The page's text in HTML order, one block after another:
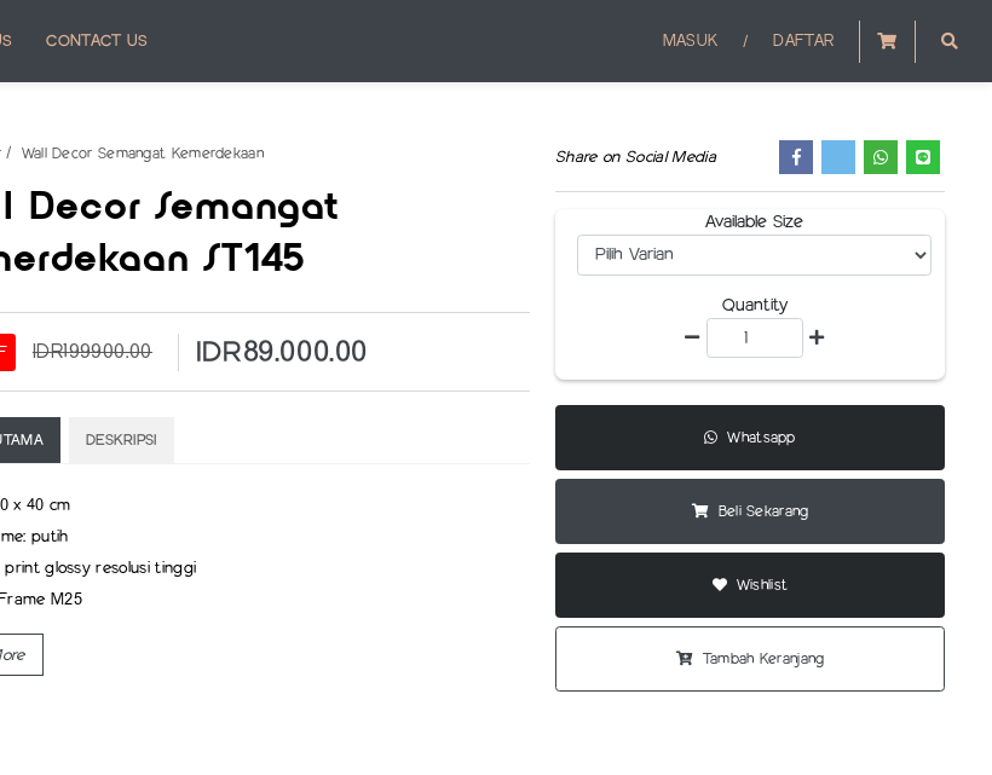
CONTACT US MASUK / DAFTAR
Wall Decor Semangat Kemerdekaan
Decor Semangat
ST145
IDR199900.00 IDR89.000.00
DESKRIPSI
x 40 cm
putih
print glossy resolusi tinggi
M25
Share on Social Media
Available Size
Quantity
Whatsapp
Beli Sekarang
Wishlist
Tambah Keranjang